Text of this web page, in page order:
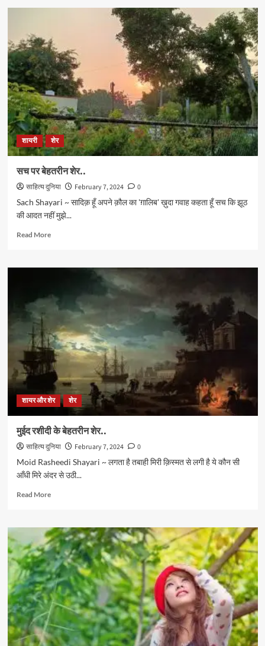
ख़्वाब
शेर…
शायरी शेर
सच पर बेहतरीन शेर..
साहित्य दुनिया February 7, 2024
0
Sach Shayari ~ सादिक़ हूँ अपने क़ौल का 'ग़ालिब' ख़ुदा गवाह कहता हूँ सच कि झूठ
की आदत नहीं मुझे...
Read MoreRead
सच
शेर..
शायर और शेर शेर
मुईद रशीदी के बेहतरीन शेर..
साहित्य दुनिया February 7, 2024
0
Moid Rasheedi Shayari ~ लगता है तबाही मिरी क़िस्मत से लगी है ये कौन सी
आँधी मिरे अंदर से उठी...
Read MoreRead
मुईद
रशीदी
के
बेहतरीन
शेर..